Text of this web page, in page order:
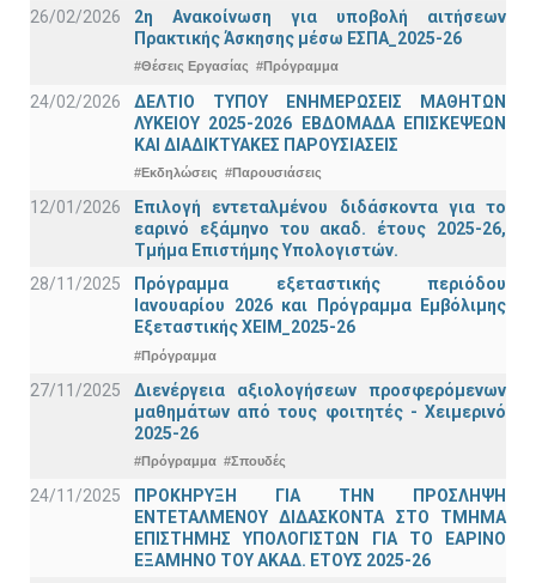
26/02/2026
2η Ανακοίνωση για υποβολή αιτήσεων
Πρακτικής Άσκησης μέσω ΕΣΠΑ_2025-26
#Θέσεις Εργασίας #Πρόγραμμα
24/02/2026
ΔΕΛΤΙΟ ΤΥΠΟΥ ΕΝΗΜΕΡΩΣΕΙΣ ΜΑΘΗΤΩΝ
ΛΥΚΕΙΟΥ 2025-2026 ΕΒΔΟΜΑΔΑ ΕΠΙΣΚΕΨΕΩΝ
ΚΑΙ ΔΙΑΔΙΚΤΥΑΚΕΣ ΠΑΡΟΥΣΙΑΣΕΙΣ
#Εκδηλώσεις #Παρουσιάσεις
12/01/2026
Επιλογή εντεταλμένου διδάσκοντα για το
εαρινό εξάμηνο του ακαδ. έτους 2025-26,
Τμήμα Επιστήμης Υπολογιστών.
28/11/2025
Πρόγραμμα εξεταστικής περιόδου
Ιανουαρίου 2026 και Πρόγραμμα Εμβόλιμης
Εξεταστικής ΧΕΙΜ_2025-26
#Πρόγραμμα
27/11/2025
Διενέργεια αξιολογήσεων προσφερόμενων
μαθημάτων από τους φοιτητές - Χειμερινό
2025-26
#Πρόγραμμα #Σπουδές
24/11/2025
ΠΡΟΚΗΡΥΞΗ ΓΙΑ ΤΗΝ ΠΡΟΣΛΗΨΗ
ΕΝΤΕΤΑΛΜΕΝΟΥ ΔΙΔΑΣΚΟΝΤΑ ΣΤΟ ΤΜΗΜΑ
ΕΠΙΣΤΗΜΗΣ ΥΠΟΛΟΓΙΣΤΩΝ ΓΙΑ ΤΟ ΕΑΡΙΝΟ
ΕΞΑΜΗΝΟ ΤΟΥ ΑΚΑΔ. ΕΤΟΥΣ 2025-26